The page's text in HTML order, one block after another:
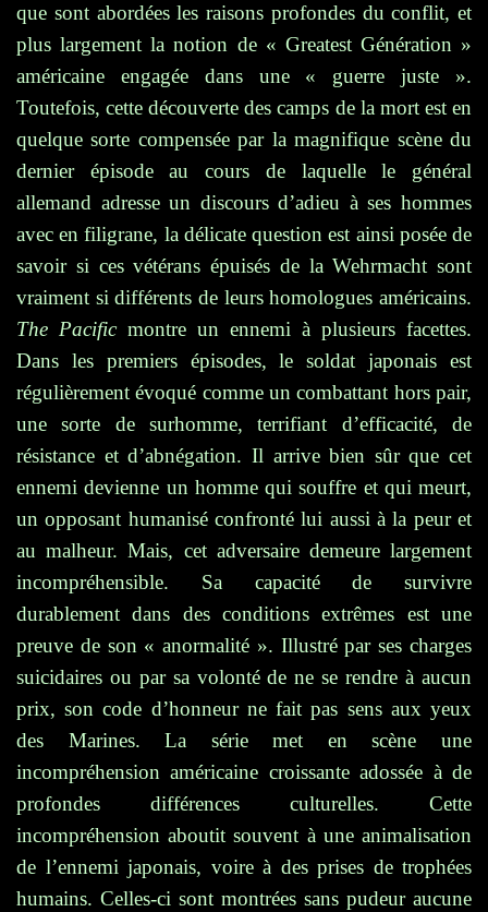
que sont abordées les raisons profondes du conflit, et
plus largement la notion de « Greatest Génération »
américaine engagée dans une « guerre juste ».
Toutefois, cette découverte des camps de la mort est en
quelque sorte compensée par la magnifique scène du
dernier épisode au cours de laquelle le général
allemand adresse un discours d’adieu à ses hommes
avec en filigrane, la délicate question est ainsi posée de
savoir si ces vétérans épuisés de la Wehrmacht sont
vraiment si différents de leurs homologues américains.
The Pacificmontre un ennemi à plusieurs facettes.
Dans les premiers épisodes, le soldat japonais est
régulièrement évoqué comme un combattant hors pair,
une sorte de surhomme, terrifiant d’efficacité, de
résistance et d’abnégation. Il arrive bien sûr que cet
ennemi devienne un homme qui souffre et qui meurt,
un opposant humanisé confronté lui aussi à la peur et
au malheur. Mais, cet adversaire demeure largement
incompréhensible. Sa capacité de survivre
durablement dans des conditions extrêmes est une
preuve de son « anormalité ». Illustré par ses charges
suicidaires ou par sa volonté de ne se rendre à aucun
prix, son code d’honneur ne fait pas sens aux yeux
des Marines. La série met en scène une
incompréhension américaine croissante adossée à de
profondes différences culturelles. Cette
incompréhension aboutit souvent à une animalisation
de l’ennemi japonais, voire à des prises de trophées
humains. Celles-ci sont montrées sans pudeur aucune